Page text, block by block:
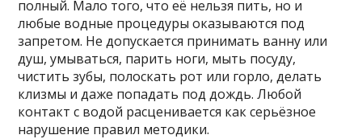
полный. Мало того, что её нельзя пить, но и
любые водные процедуры оказываются под
запретом. Не допускается принимать ванну или
душ, умываться, парить ноги, мыть посуду,
чистить зубы, полоскать рот или горло, делать
клизмы и даже попадать под дождь. Любой
контакт с водой расценивается как серьёзное
нарушение правил методики.